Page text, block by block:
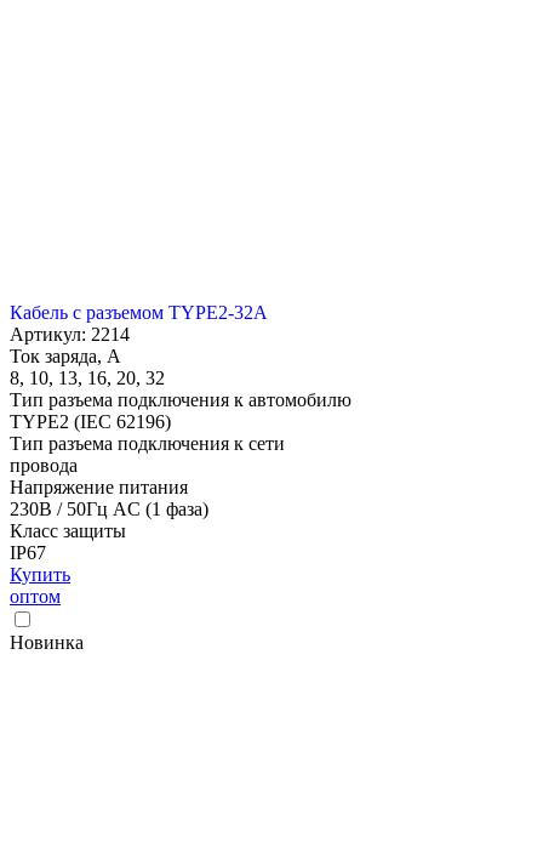
Кабель с разъемом TYPE2-32A
Артикул: 2214
Ток заряда, А
8, 10, 13, 16, 20, 32
Тип разъема подключения к автомобилю
TYPE2 (IEC 62196)
Тип разъема подключения к сети
провода
Напряжение питания
230В / 50Гц AC (1 фаза)
Класс защиты
IP67
Купить
оптом
Новинка